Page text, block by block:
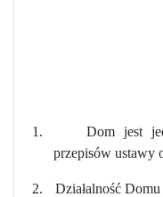
1.
Dom jest
przepisów ustawy
2.
Działalność